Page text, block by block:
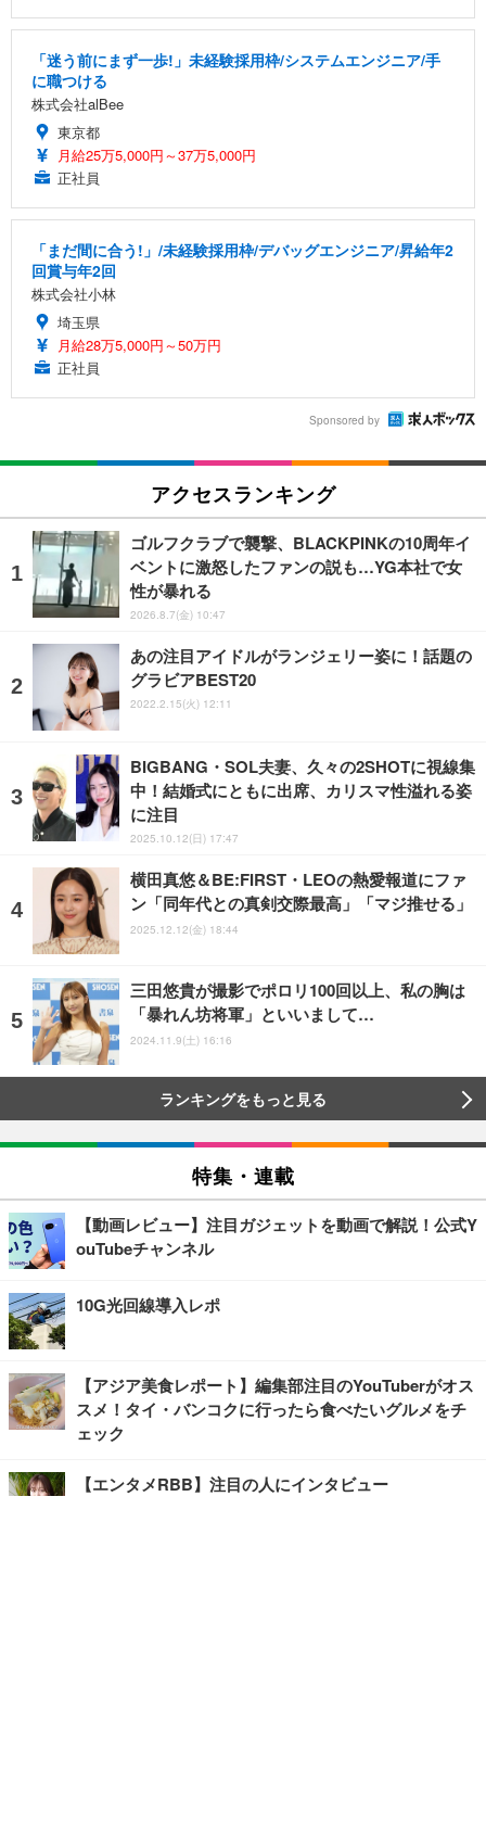
「迷う前にまず一歩!」未経験採用枠/システムエンジニア/手
に職つける
株式会社alBee
東京都
月給25万5,000円～37万5,000円
正社員
「まだ間に合う!」/未経験採用枠/デバッグエンジニア/昇給年2
回賞与年2回
株式会社小林
埼玉県
月給28万5,000円～50万円
正社員
Sponsored by
アクセスランキング
ゴルフクラブで襲撃、BLACKPINKの10周年イ
ベントに激怒したファンの説も…YG本社で女
性が暴れる
2026.8.7(金) 10:47
あの注目アイドルがランジェリー姿に！話題の
グラビアBEST20
2022.2.15(火) 12:11
BIGBANG・SOL夫妻、久々の2SHOTに視線集
中！結婚式にともに出席、カリスマ性溢れる姿
に注目
2025.10.12(日) 17:47
横田真悠＆BE:FIRST・LEOの熱愛報道にファ
ン「同年代との真剣交際最高」「マジ推せる」
2025.12.12(金) 18:44
三田悠貴が撮影でポロリ100回以上、私の胸は
「暴れん坊将軍」といいまして…
2024.11.9(土) 16:16
ランキングをもっと見る
特集・連載
【動画レビュー】注目ガジェットを動画で解説！公式Y
ouTubeチャンネル
10G光回線導入レポ
【アジア美食レポート】編集部注目のYouTuberがオス
スメ！タイ・バンコクに行ったら食べたいグルメをチ
ェック
【エンタメRBB】注目の人にインタビュー